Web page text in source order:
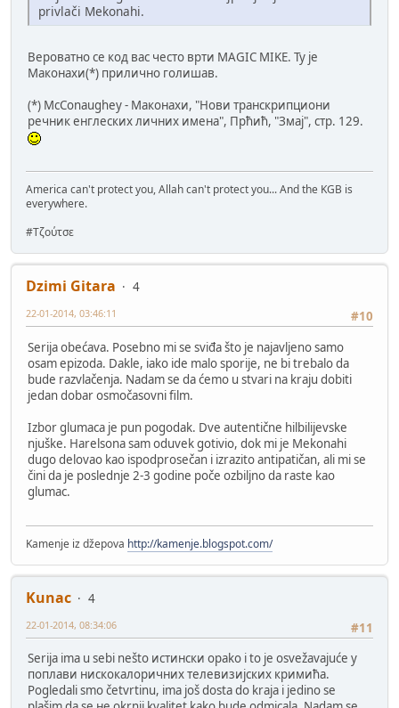
privlači Mekonahi.
Вероватно се код вас често врти MAGIC MIKE. Ту је
Маконахи(*) прилично голишав.
(*) McConaughey - Маконахи, "Нови транскрипциони
речник енглеских личних имена", Прћић, "Змај", стр. 129.
America can't protect you, Allah can't protect you... And the KGB is
everywhere.
#Τζούτσε
Dzimi Gitara
4
#10
22-01-2014, 03:46:11
Serija obećava. Posebno mi se sviđa što je najavljeno samo
osam epizoda. Dakle, iako ide malo sporije, ne bi trebalo da
bude razvlačenja. Nadam se da ćemo u stvari na kraju dobiti
jedan dobar osmočasovni film.
Izbor glumaca je pun pogodak. Dve autentične hilbilijevske
njuške. Harelsona sam oduvek gotivio, dok mi je Mekonahi
dugo delovao kao ispodprosečan i izrazito antipatičan, ali mi se
čini da je poslednje 2-3 godine poče ozbiljno da raste kao
glumac.
Kamenje iz džepova http://kamenje.blogspot.com/
Kunac
4
#11
22-01-2014, 08:34:06
Serija ima u sebi nešto истински opako i to je osvežavajuće у
поплави нискокалоричних телевизијских кримића.
Pogledali smo četvrtinu, ima još dosta do kraja i jedino se